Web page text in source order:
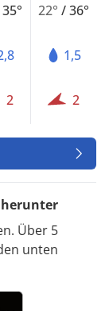
35°
2
22° /36°
1,5
2
herunter
Über 5
unten